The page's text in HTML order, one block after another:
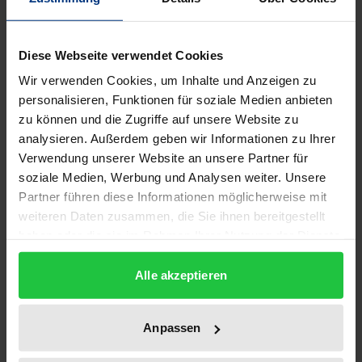
Diese Webseite verwendet Cookies
Wir verwenden Cookies, um Inhalte und Anzeigen zu
personalisieren, Funktionen für soziale Medien anbieten
zu können und die Zugriffe auf unsere Website zu
analysieren. Außerdem geben wir Informationen zu Ihrer
Verwendung unserer Website an unsere Partner für
soziale Medien, Werbung und Analysen weiter. Unsere
Partner führen diese Informationen möglicherweise mit
weiteren Daten zusammen, die Sie ihnen bereitgestellt
gesammelt haben.
Alle akzeptieren
Anpassen
Die rechtlichen Möglichkeiten der Organisation von
Zielkonkurrenz zwischen faktischer Sicherheit der
Signaturverfahren einerseits und der Flexibilität in
der Organisation von Zertifizierungsstellen
andererseits.
Die Arbeit untersucht zum einen, welche Freiräume
das Signaturgesetz einer Zertifizierungsstelle in der
Praktikabilität des Gesetzes zu sichern. Zum
anderen prüft sie unterschiedliche
Organisationsformen des privaten und des
öffentlichen Rechts und durch sie hervorgerufene